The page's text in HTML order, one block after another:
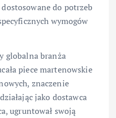
do potrzeb
wymogów
globalna branża
piece martenowskie
znaczenie
jako dostawca
ugruntował swoją